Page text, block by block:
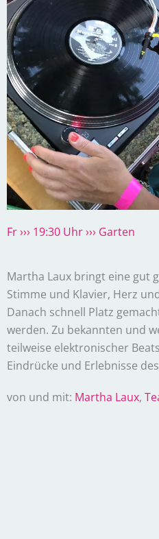
Fr››› 19:30 Uhr››› Garten
Martha Laux bringt eine gut
Stimme und Klavier, Herz
Danach schnell Platz
werden. Zu bekannten und
teilweise elektronischer
Eindrücke und Erlebnisse
von und mit: Martha Laux,